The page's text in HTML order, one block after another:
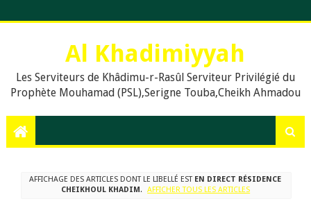
Al Khadimiyyah
Les Serviteurs de Khâdimu-r-Rasûl Serviteur Privilégié du
Prophète Mouhamad (PSL),Serigne Touba,Cheikh Ahmadou
le prophète Muḥammad (psl),,Dieu, La prière en islam,
Assalat, Salat, les cinq prières quotidiennes, Le Khalife
Muhammad, .Org, .Com., Sénégal, Usa, Dakar, Touba,
AFFICHAGE DES ARTICLES DONT LE LIBELLÉ EST EN DIRECT RÉSIDENCE
CHEIKHOUL KHADIM. AFFICHER TOUS LES ARTICLES